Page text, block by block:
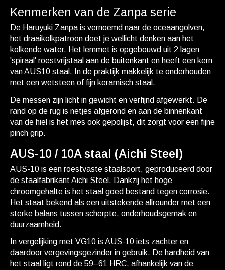
Kenmerken van de Zanpa serie
De Haruyuki Zanpa is vernoemd naar de oceaangolven,
het draaikolkpatroon doet je wellicht denken aan het
kolkende water. Het lemmet is opgebouwd uit 2 lagen
'spiraal' roestvrijstaal aan de buitenkant en heeft een kern
van AUS10 staal. In de praktijk makkelijk te onderhouden
met een wetsteen of fijn keramisch staal.
De messen zijn licht in gewicht en verfijnd afgewerkt. De
rand op de rug is netjes afgerond en aan de binnenkant
van de hiel is het mes ook gepolijst, dit zorgt voor een fijne
pinch grip.
AUS-10 / 10A staal (Aichi Steel)
AUS-10 is een roestvaste staalsoort, geproduceerd door
de staalfabrikant Aichi Steel . Dankzij het hoge
chroomgehalte is het staal goed bestand tegen corrosie.
Het staat bekend als een uitstekende allrounder met een
sterke balans tussen scherpte, onderhoudsgemak en
duurzaamheid.
In vergelijking met VG10 is AUS-10 iets zachter en
daardoor vergevingsgezinder in gebruik. De hardheid van
het staal ligt rond de 59–61 HRC, afhankelijk van de